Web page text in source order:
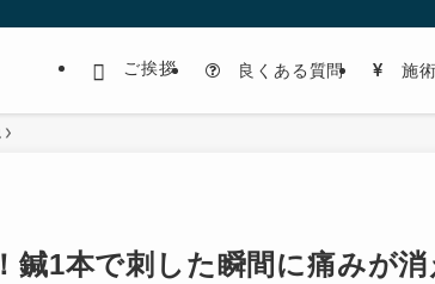
ご挨拶 良くある質問 施
鍼1本で刺した瞬間に痛みが消